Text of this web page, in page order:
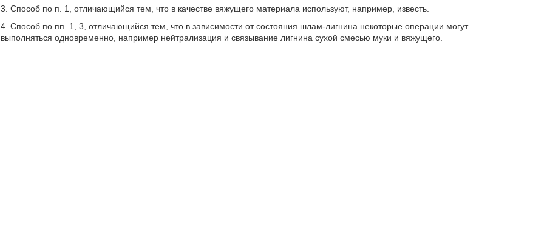
3. Способ по п. 1, отличающийся тем, что в качестве вяжущего материала используют, например, известь.
4. Способ по пп. 1, 3, отличающийся тем, что в зависимости от состояния шлам-лигнина некоторые операции могут
выполняться одновременно, например нейтрализация и связывание лигнина сухой смесью муки и вяжущего.